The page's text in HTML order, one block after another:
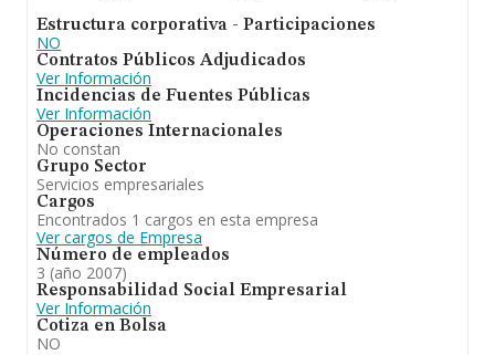
Estructura corporativa - Participaciones
NO
Contratos Públicos Adjudicados
Ver Información
Incidencias de Fuentes Públicas
Ver Información
Operaciones Internacionales
No constan
Grupo Sector
Servicios empresariales
Cargos
Encontrados 1 cargos en esta empresa
Ver cargos de Empresa
Número de empleados
3 (año 2007)
Responsabilidad Social Empresarial
Ver Información
Cotiza en Bolsa
NO